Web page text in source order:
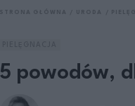
5 powodów,